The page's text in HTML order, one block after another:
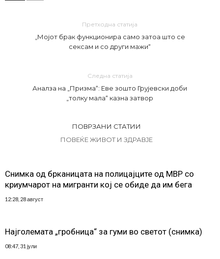
Претходна статија
„Мојот брак функционира само затоа што се
сексам и со други мажи“
Следна статија
Аналза на „Призма“: Еве зошто Грујевски доби
„толку мала“ казна затвор
ПОВРЗАНИ СТАТИИ
ПОВЕЌЕ ЖИВОТ И ЗДРАВЈЕ
Снимка од брканицата на полицајците од МВР со
криумчарот на мигранти кој се обиде да им бега
12:28, 28 август
Најголемата „гробница“ за гуми во светот (снимка)
08:47, 31 јули